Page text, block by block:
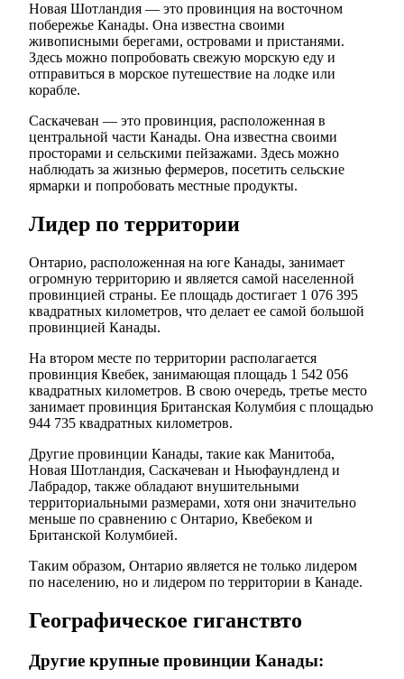
Новая Шотландия — это провинция на восточном
побережье Канады. Она известна своими
живописными берегами, островами и пристанями.
Здесь можно попробовать свежую морскую еду и
отправиться в морское путешествие на лодке или
корабле.
Саскачеван — это провинция, расположенная в
центральной части Канады. Она известна своими
просторами и сельскими пейзажами. Здесь можно
наблюдать за жизнью фермеров, посетить сельские
ярмарки и попробовать местные продукты.
Лидер по территории
Онтарио, расположенная на юге Канады, занимает
огромную территорию и является самой населенной
провинцией страны. Ее площадь достигает 1 076 395
квадратных километров, что делает ее самой большой
провинцией Канады.
На втором месте по территории располагается
провинция Квебек, занимающая площадь 1 542 056
квадратных километров. В свою очередь, третье место
занимает провинция Британская Колумбия с площадью
944 735 квадратных километров.
Другие провинции Канады, такие как Манитоба,
Новая Шотландия, Саскачеван и Ньюфаундленд и
Лабрадор, также обладают внушительными
территориальными размерами, хотя они значительно
меньше по сравнению с Онтарио, Квебеком и
Британской Колумбией.
Таким образом, Онтарио является не только лидером
по населению, но и лидером по территории в Канаде.
Географическое гиганствто
Другие крупные провинции Канады: